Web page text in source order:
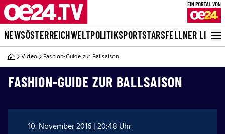
NEWSÖSTERREICHWELTPOLITIKSPORTSTARSFELLNER LIVE
Video Fashion-Guide zur Ballsaison
FASHION-GUIDE ZUR BALLSAISON
10. November 2016 | 20:48 Uhr